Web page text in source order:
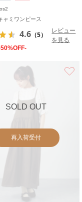
ャミワンピース
4.6 （5）
レビュー
を見る
SOLD OUT
再入荷受付